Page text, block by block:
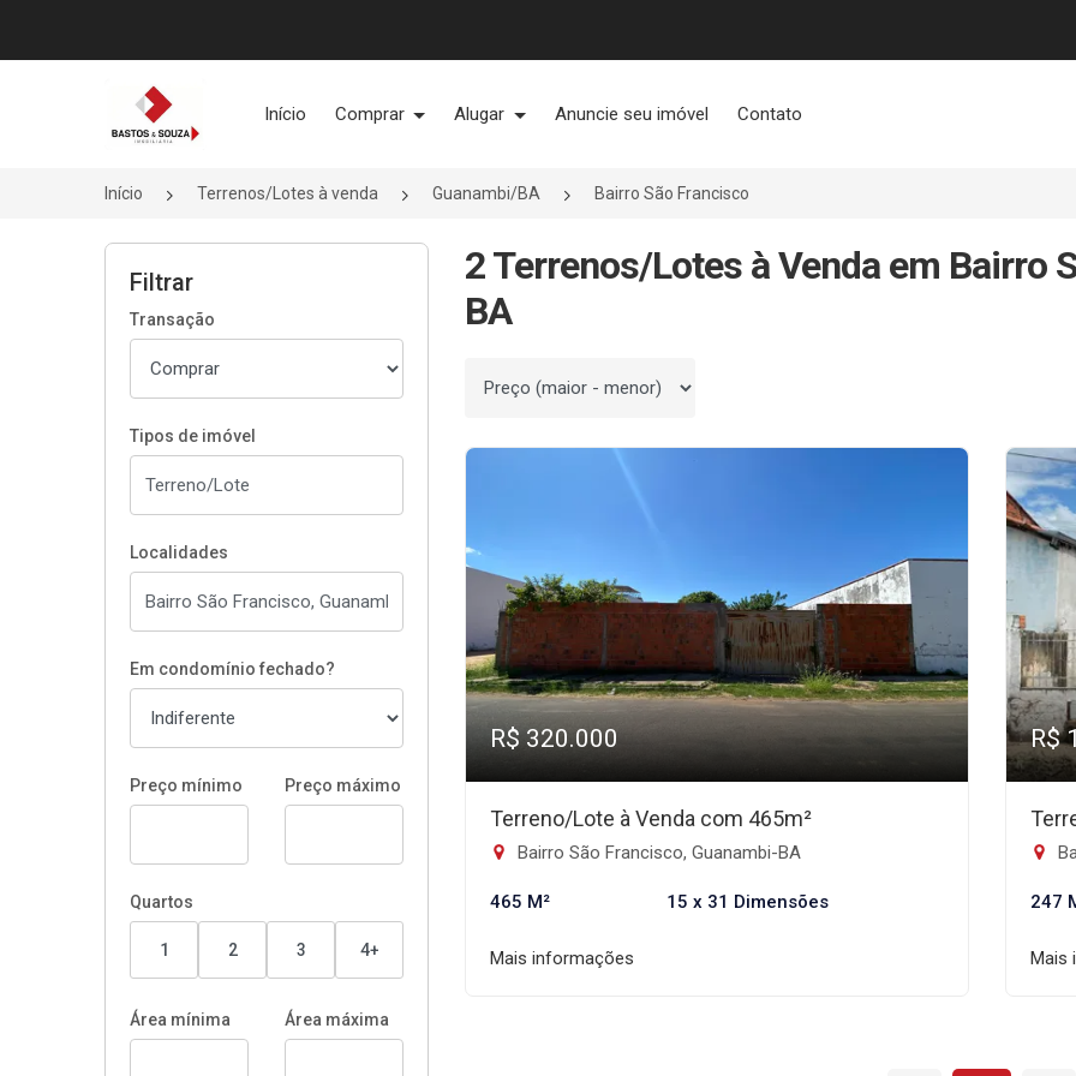
Página inicial
Início Comprar Alugar Anuncie seu imóvel Contato
Início Terrenos/Lotes à venda Guanambi/BA Bairro São Francisco
Filtrar
Transação
Tipos de imóvel
Localidades
Em condomínio fechado?
Preço mínimo Preço máximo
Quartos
1 2 3 4+
Área mínima Área máxima
2 Terrenos/Lotes à Venda em Bairro
BA
Ordenar por
R$ 320.000
Terreno/Lote à Venda com 465m²
Bairro São Francisco, Guanambi-BA
465 M² 15 x 31 Dimensões
Mais informações
R$
247
Mais